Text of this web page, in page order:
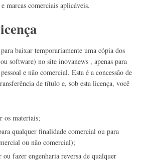
marcas comerciais aplicáveis.
baixar temporariamente uma cópia dos
software) no site inovanews , apenas para
e não comercial. Esta é a concessão de
de título e, sob esta licença, você
os materiais;
qualquer finalidade comercial ou para
ou não comercial);
ou fazer engenharia reversa de qualquer